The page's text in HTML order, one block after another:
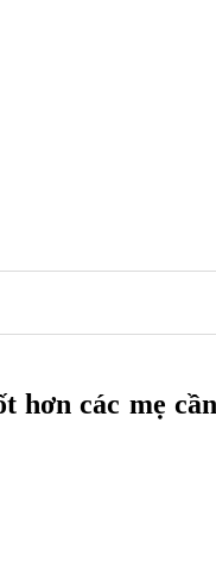
các mẹ